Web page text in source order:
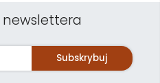
newslettera
Subskrybuj